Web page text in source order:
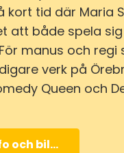
kort tid där Maria
att både spela
manus och regi
verk på
Queen och
För mer info och biljettköp